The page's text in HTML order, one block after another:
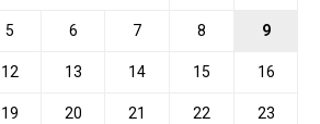
5 6 7 8 9
12 13 14 15 16
19 20 21 22 23